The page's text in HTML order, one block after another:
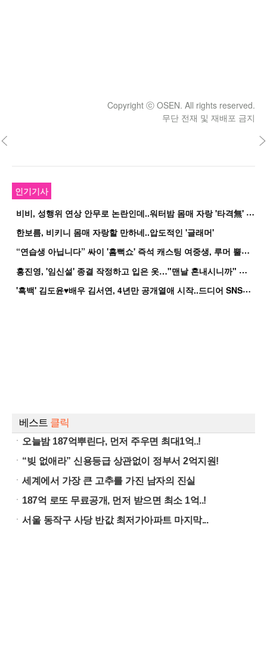
Copyright ⓒ OSEN. All rights reserved.
무단 전재 및 재배포 금지
인기기사
비
비, 성행위 연상 안무로 논란인데..워터밤 몸매 자랑 '타격無' 근황
한보름, 비키니 몸매 자랑할 만하네..압도적인 '글래머'
“
연습생 아닙니다” 싸이 '흠뻑쇼' 즉석 캐스팅 여중생, 루머 뿔났다[Oh!쎈 이...
홍
진영, '임신설' 종결 작정하고 입은 옷…"맨날 혼내시니까" 억울
'
흑백' 김도윤♥배우 김서연, 4년만 공개열애 시작..드디어 SNS에 노출 [핫피...